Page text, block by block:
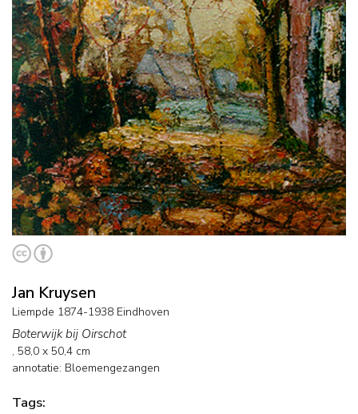
Jan Kruysen
Liempde 1874-1938 Eindhoven
Boterwijk bij Oirschot
, 58,0 x 50,4 cm
annotatie: Bloemengezangen
Tags: